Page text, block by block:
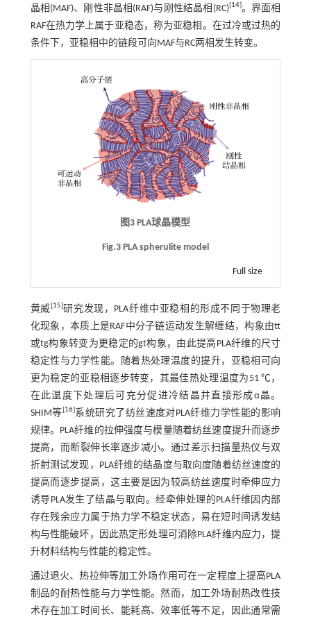
晶相(MAF)、刚性非晶相(RAF)与刚性结晶相(RC)[ 14] 。界面相
RAF在热力学上属于亚稳态，称为亚稳相。在过冷或过热的
条件下，亚稳相中的链段可向MAF与RC两相发生转变。
图3 PLA球晶模型
Fig.3 PLA spherulite model
Full size
黄威 15 研究发现，PLA纤维中亚稳相的形成不同于物理老
化现象，本质上是RAF中分子链运动发生解缠结，构象由tt
或tg构象转变为更稳定的gt构象，由此提高PLA纤维的尺寸
稳定性与力学性能。随着热处理温度的提升，亚稳相可向
更为稳定的亚稳相逐步转变，其最佳热处理温度为51 ℃，
在此温度下处理后可充分促进冷结晶并直接形成α晶。
SHIM等 16] 系统研究了纺丝速度对PLA纤维力学性能的影响
规律。PLA纤维的拉伸强度与模量随着纺丝速度提升而逐步
提高，而断裂伸长率逐步减小。通过差示扫描量热仪与双
折射测试发现，PLA纤维的结晶度与取向度随着纺丝速度的
提高而逐步提高，这主要是因为较高纺丝速度时牵伸应力
诱导PLA发生了结晶与取向。经牵伸处理的PLA纤维因内部
存在残余应力属于热力学不稳定状态，易在短时间诱发结
构与性能破坏，因此热定形处理可消除PLA纤维内应力，提
升材料结构与性能的稳定性。
通过退火、热拉伸等加工外场作用可在一定程度上提高PLA
制品的耐热性能与力学性能。然而，加工外场耐热改性技
术存在加工时间长、能耗高、效率低等不足，因此通常需